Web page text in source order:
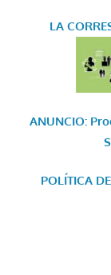
LA
ANUNCIO:
POLÍTICA